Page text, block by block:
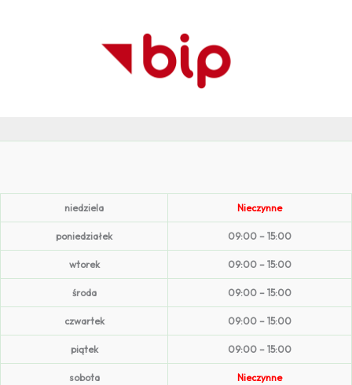
niedziela Nieczynne
poniedziałek 09:00 – 15:00
wtorek 09:00 – 15:00
środa 09:00 – 15:00
czwartek 09:00 – 15:00
piątek 09:00 – 15:00
sobota Nieczynne